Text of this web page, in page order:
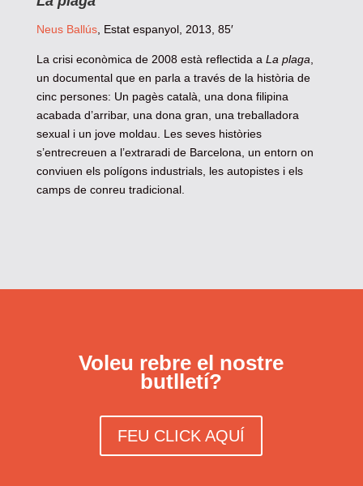
Neus Ballús, Estat espanyol, 2013, 85′
La crisi econòmica de 2008 està reflectida a La plaga
un documental que en parla a través de la història de
cinc persones: Un pagès català, una dona filipina
acabada d’arribar, una dona gran, una treballadora
sexual i un jove moldau. Les seves històries
s’entrecreuen a l’extraradi de Barcelona, un entorn on
conviuen els polígons industrials, les autopistes i els
camps de conreu tradicional.
Voleu rebre el nostre
butlletí?
FEU CLICK AQUÍ